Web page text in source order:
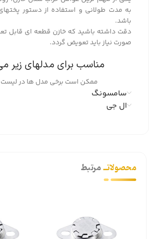
به مدت طولانی و استفاده از دستور
باشد.
دقت داشته باشید که خازن قطعه ای قابل
صورت نیاز باید تعویض گردد.
مناسب برای مدلهای زیر
ممکن است برخی مدل ها در لیست
سامسونگ
ال جی
محصولاتــمرتبط